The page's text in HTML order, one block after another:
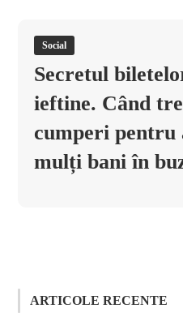
Social
Secretul
ieftine. Când
cumperi pentru
mulți bani în
ARTICOLE RECENTE